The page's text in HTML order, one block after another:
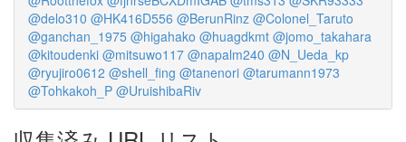
@delo310 @HK416D556 @BerunRinz @Colonel_Taruto
@ganchan_1975 @higahako @huagdkmt @jomo_takahara
@kitoudenki @mitsuwo117 @napalm240 @N_Ueda_kp
@ryujiro0612 @shell_fing @tanenori @tarumann1973
@Tohkakoh_P @UruishibaRiv